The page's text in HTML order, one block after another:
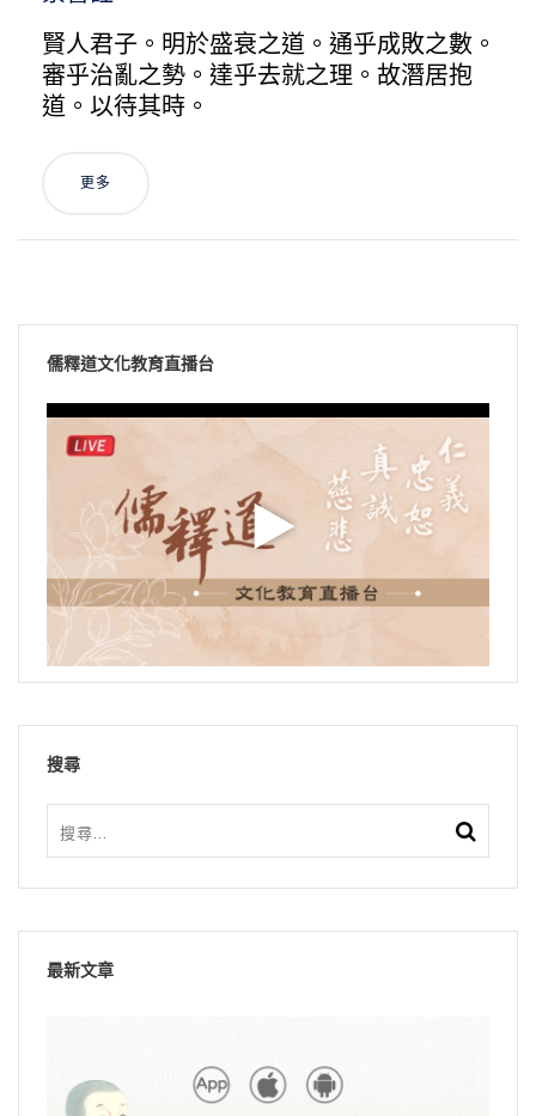
賢人君子。明於盛衰之道。通乎成敗之數。
審乎治亂之勢。達乎去就之理。故潛居抱
道。以待其時。
更多
儒釋道文化教育直播台
搜尋
最新文章